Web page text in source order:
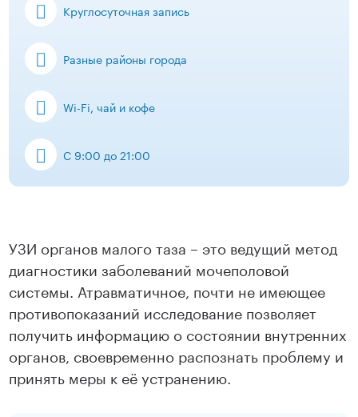
Круглосуточная запись
Разные районы города
Wi-Fi, чай и кофе
С 9:00 до 21:00
УЗИ органов малого таза – это ведущий метод
диагностики заболеваний мочеполовой
системы. Атравматичное, почти не имеющее
противопоказаний исследование позволяет
получить информацию о состоянии внутренних
органов, своевременно распознать проблему и
принять меры к её устранению.